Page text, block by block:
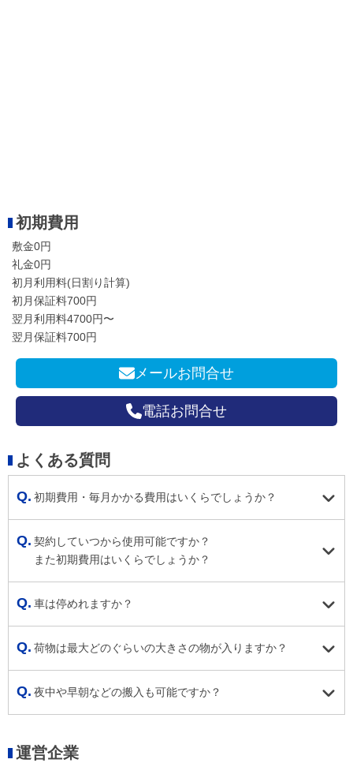
初期費用
敷金0円
礼金0円
初月利用料(日割り計算)
初月保証料700円
翌月利用料4700円〜
翌月保証料700円
メールお問合せ
電話お問合せ
よくある質問
初期費用・毎月かかる費用はいくらでしょうか？
契約していつから使用可能ですか？
また初期費用はいくらでしょうか？
車は停めれますか？
荷物は最大どのぐらいの大きさの物が入りますか？
夜中や早朝などの搬入も可能ですか？
運営企業